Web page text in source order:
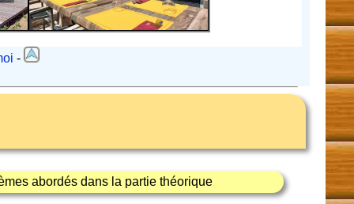
-
abordés dans la partie théorique